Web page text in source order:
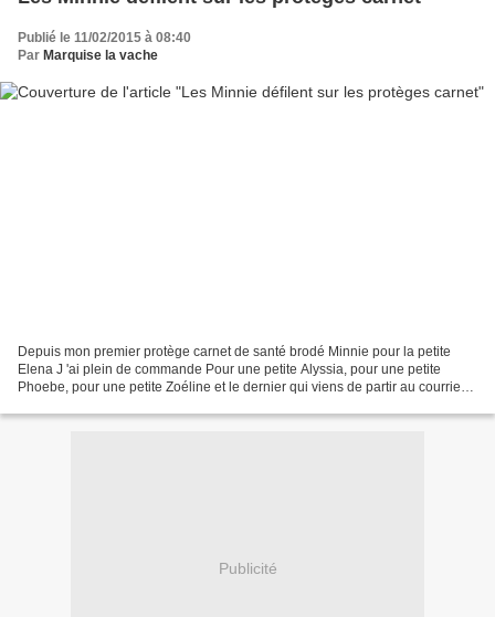
Publié le 11/02/2015 à 08:40
Par Marquise la vache
Depuis mon premier protège carnet de santé brodé Minnie pour la petite
Elena J 'ai plein de commande Pour une petite Alyssia, pour une petite
Phoebe, pour une petite Zoéline et le dernier qui viens de partir au courrier
Publicité